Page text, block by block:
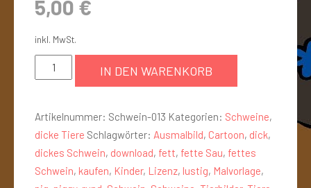
5,00 €
inkl. MwSt.
IN DEN WARENKORB
Artikelnummer: Schwein-013 Kategorien: Schweine,
dicke Tiere Schlagwörter: Ausmalbild, Cartoon, dick,
dickes Schwein, download, fett, fette Sau, fettes
Schwein, kaufen, Kinder, Lizenz, lustig, Malvorlage,